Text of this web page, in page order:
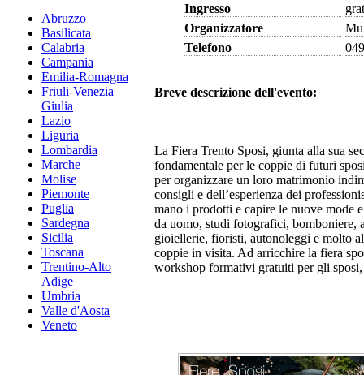
Abruzzo
Basilicata
Calabria
Campania
Emilia-Romagna
Friuli-Venezia
Giulia
Lazio
Liguria
Lombardia
Marche
Molise
Piemonte
Puglia
Sardegna
Sicilia
Toscana
Trentino-Alto
Adige
Umbria
Valle d'Aosta
Veneto
Ingresso
Organizzatore
Telefono
Breve descrizione dell'evento:
La Fiera Trento Sposi, giunta alla sua
fondamentale per le coppie di futuri
per organizzare un loro matrimonio
consigli e dell’esperienza dei
mano i prodotti e capire le nuove mode
da uomo, studi fotografici, bomboniere,
gioiellerie, fioristi, autonoleggi e molto
coppie in visita. Ad arricchire la fiera
workshop formativi gratuiti per gli